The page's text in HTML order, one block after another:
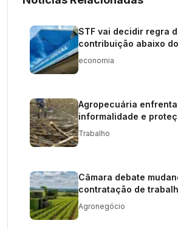
STF vai decidir regra
contribuição abaixo
economia
Agropecuária
informalidade e
Trabalho
Câmara debate
contratação de
Agronegócio